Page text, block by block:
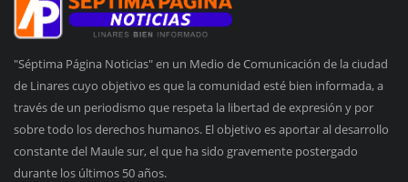
"Séptima Página Noticias" en un Medio de Comunicación de la ciudad
de Linares cuyo objetivo es que la comunidad esté bien informada, a
través de un periodismo que respeta la libertad de expresión y por
sobre todo los derechos humanos. El objetivo es aportar al desarrollo
constante del Maule sur, el que ha sido gravemente postergado
durante los últimos 50 años.